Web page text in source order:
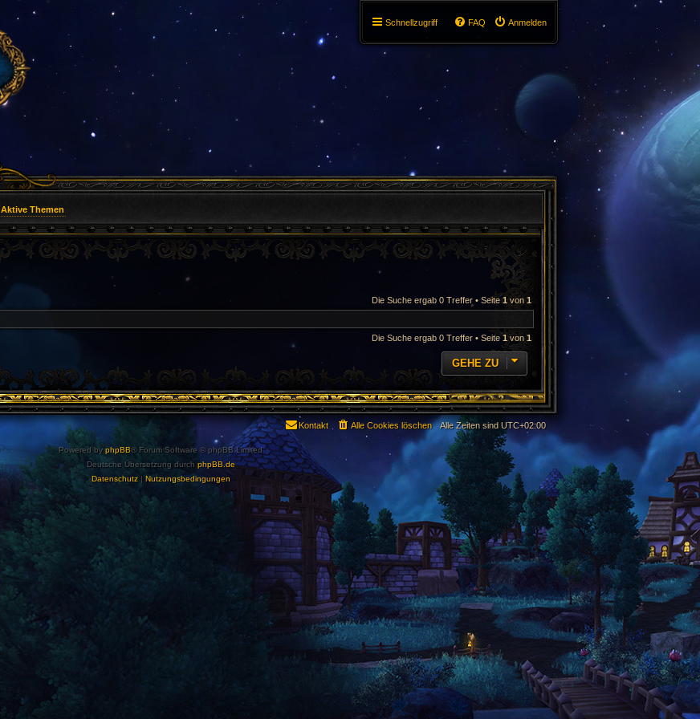
Schnellzugriff Anmelden
FAQ
Aktive Themen
Die Suche ergab 0 Treffer • Seite1 von 1
Die Suche ergab 0 Treffer • Seite1von 1
GEHE ZU
Alle Zeiten sind UTC+02:00
Alle Cookies löschen
Kontakt
Powered byphpBB® Forum Software © phpBB Limited
Deutsche Übersetzung durch phpBB.de
Datenschutz| Nutzungsbedingungen